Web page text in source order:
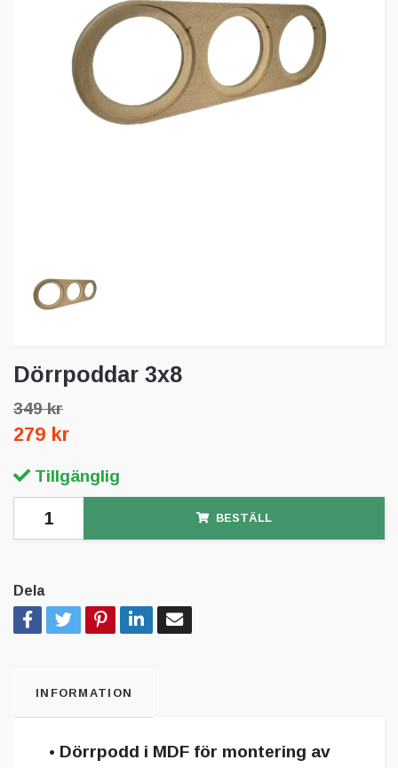
Dörrpoddar 3x8
349 kr
279 kr
Tillgänglig
BESTÄLL
Dela
INFORMATION
• Dörrpodd i MDF för montering av